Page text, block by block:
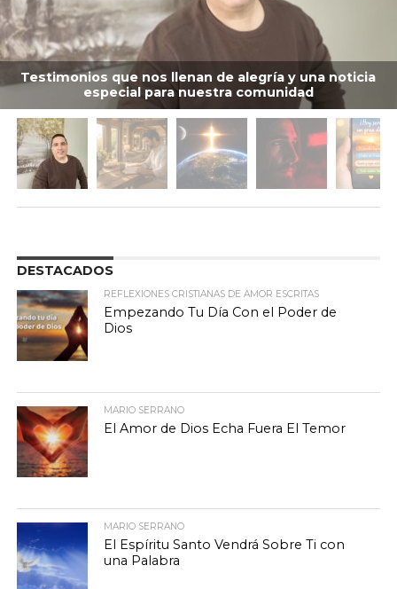
Testimonios que nos llenan de alegría y una noticia
especial para nuestra comunidad
DESTACADOS
REFLEXIONES CRISTIANAS DE AMOR ESCRITAS
Empezando Tu Día Con el Poder de
Dios
MARIO SERRANO
El Amor de Dios Echa Fuera El Temor
MARIO SERRANO
El Espíritu Santo Vendrá Sobre Ti con
una Palabra